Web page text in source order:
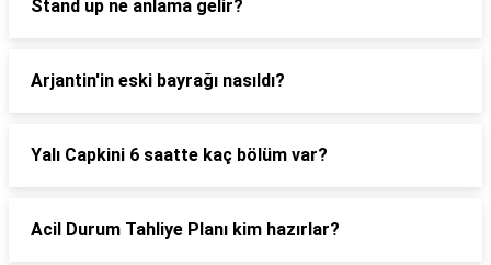
Stand up ne anlama gelir?
Arjantin'in eski bayrağı nasıldı?
Yalı Capkini 6 saatte kaç bölüm var?
Acil Durum Tahliye Planı kim hazırlar?